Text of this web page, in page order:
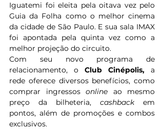
Iguatemi foi eleita pela oitava vez pelo
Guia da Folha como o melhor cinema
da cidade de São Paulo. E sua sala IMAX
foi apontada pela quinta vez como a
melhor projeção do circuito.
Com seu novo programa de
relacionamento, o Club Cinépolis, a
rede oferece diversos benefícios, como
comprar ingressos online ao mesmo
preço da bilheteria, cashback em
pontos, além de promoções e combos
exclusivos.